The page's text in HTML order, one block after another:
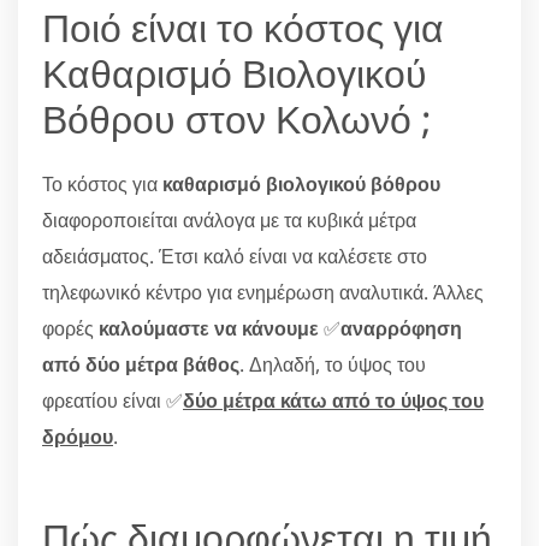
Ποιό είναι το κόστος για
Καθαρισμό Βιολογικού
Βόθρου στον Κολωνό ;
Το κόστος για καθαρισμό βιολογικού βόθρου
διαφοροποιείται ανάλογα με τα κυβικά μέτρα
αδειάσματος. Έτσι καλό είναι να καλέσετε στο
τηλεφωνικό κέντρο για ενημέρωση αναλυτικά. Άλλες
φορές καλούμαστε να κάνουμε ✅αναρρόφηση
από δύο μέτρα βάθος. Δηλαδή, το ύψος του
φρεατίου είναι ✅δύο μέτρα κάτω από το ύψος του
δρόμου.